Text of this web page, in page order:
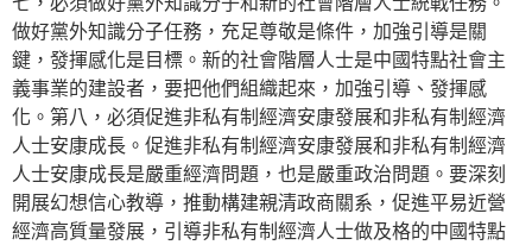
做好黨外知識分子任務，充足尊敬是條件，加強引導是關
鍵，發揮感化是目標。新的社會階層人士是中國特點社會主
義事業的建設者，要把他們組織起來，加強引導、發揮感
化。第八，必須促進非私有制經濟安康發展和非私有制經濟
人士安康成長。促進非私有制經濟安康發展和非私有制經濟
人士安康成長是嚴重經濟問題，也是嚴重政治問題。要深刻
開展幻想信心教導，推動構建親清政商關系，促進平易近營
經濟高質量發展，引導非私有制經濟人士做及格的中國特點